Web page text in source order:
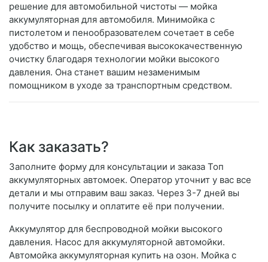
решение для автомобильной чистоты — мойка
аккумуляторная для автомобиля. Минимойка с
пистолетом и пенообразователем сочетает в себе
удобство и мощь, обеспечивая высококачественную
очистку благодаря технологии мойки высокого
давления. Она станет вашим незаменимым
помощником в уходе за транспортным средством.
Как заказать?
Заполните форму для консультации и заказа Топ
аккумуляторных автомоек. Оператор уточнит у вас все
детали и мы отправим ваш заказ. Через 3-7 дней вы
получите посылку и оплатите её при получении.
Аккумулятор для беспроводной мойки высокого
давления. Насос для аккумуляторной автомойки.
Автомойка аккумуляторная купить на озон. Мойка с